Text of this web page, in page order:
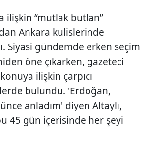
ilişkin “mutlak butlan”
Ankara kulislerinde
Siyasi gündemde erken seçim
öne çıkarken, gazeteci
ilişkin çarpıcı
bulundu. 'Erdoğan,
anladım' diyen Altaylı,
45 gün içerisinde her şeyi